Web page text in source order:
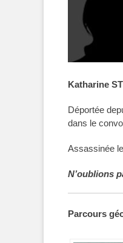
Katharine
Déportée
dans le
Assassinée
N’oublions
Parcours